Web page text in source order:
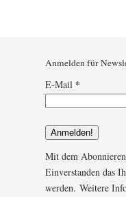
Anmelden für
E-Mail *
Mit dem
Einverstanden das
werden. Weitere